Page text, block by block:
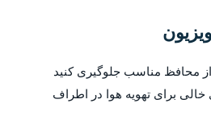
از محافظ مناسب جلوگیری کنید
فضای خالی برای تهویه هوا در اطراف